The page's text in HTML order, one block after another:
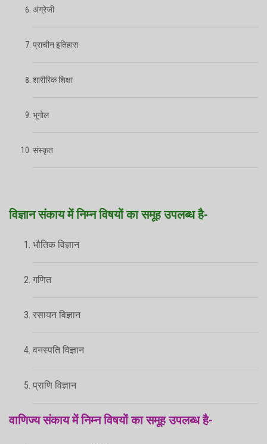
अंग्रेजी
प्राचीन इतिहास
शारीरिक शिक्षा
भूगोल
संस्कृत
विज्ञान संकाय में निम्न विषयों का समूह उपलब्ध है-
भौतिक विज्ञान
गणित
रसायन विज्ञान
वनस्पति विज्ञान
प्राणि विज्ञान
वाणिज्य संकाय में निम्न विषयों का समूह उपलब्ध है-